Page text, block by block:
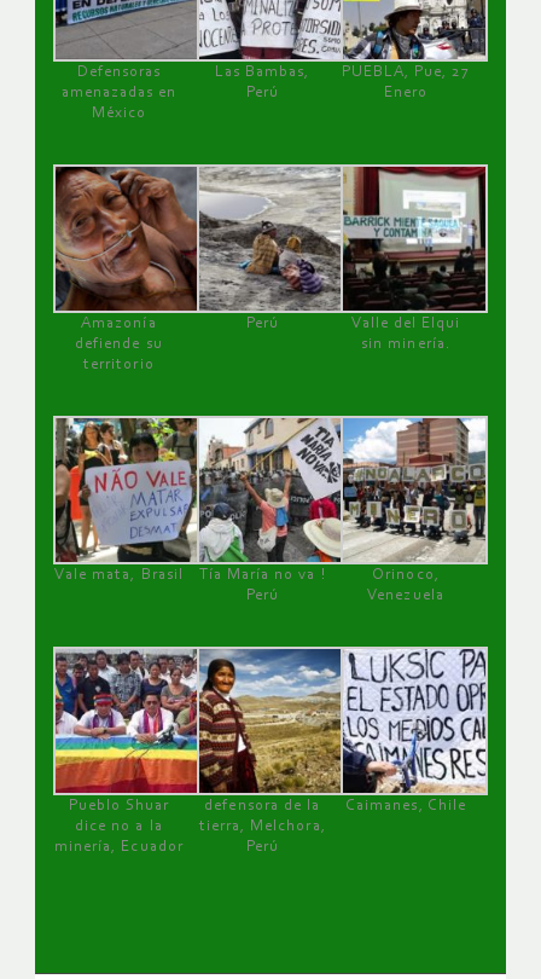
Defensoras
amenazadas en
México
Las Bambas,
Perú
PUEBLA, Pue, 27
Enero
Amazonía
defiende su
territorio
Perú
Valle del Elqui
sin minería.
Vale mata, Brasil
Tía María no va !
Perú
Orinoco,
Venezuela
Pueblo Shuar
dice no a la
minería, Ecuador
defensora de la
tierra, Melchora,
Perú
Caimanes, Chile